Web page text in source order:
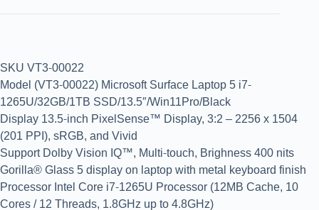
SKU VT3-00022
Model (VT3-00022) Microsoft Surface Laptop 5 i7-
1265U/32GB/1TB SSD/13.5″/Win11Pro/Black
Display 13.5-inch PixelSense™ Display, 3:2 – 2256 x 1504
(201 PPI), sRGB, and Vivid
Support Dolby Vision IQ™, Multi-touch, Brighness 400 nits
Gorilla® Glass 5 display on laptop with metal keyboard finish
Processor Intel Core i7-1265U Processor (12MB Cache, 10
Cores / 12 Threads, 1.8GHz up to 4.8GHz)